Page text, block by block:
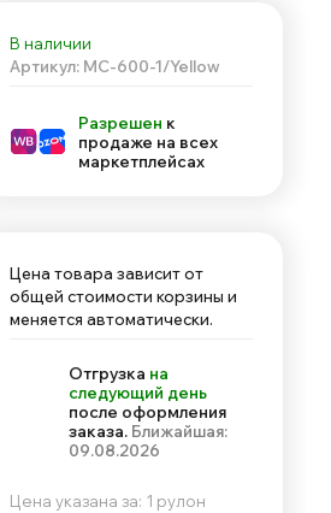
В наличии
Артикул: MC-600-1/Yellow
Разрешен к
продаже на всех
маркетплейсах
Цена товара зависит от
общей стоимости корзины и
меняется автоматически.
Отгрузка на
следующий день
после оформления
заказа. Ближайшая:
09.08.2026
Цена указана за: 1 рулон